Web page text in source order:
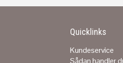
Quicklinks
Kundeservice
Sådan handler